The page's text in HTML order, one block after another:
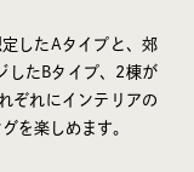
したAタイプと、郊
したBタイプ、2棟が
ぞれにインテリアの
を楽しめます。